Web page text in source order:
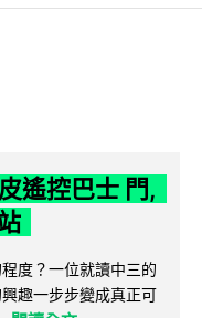
遙控巴士 門,
度？一位就讀中三的
趣一步步變成真正可